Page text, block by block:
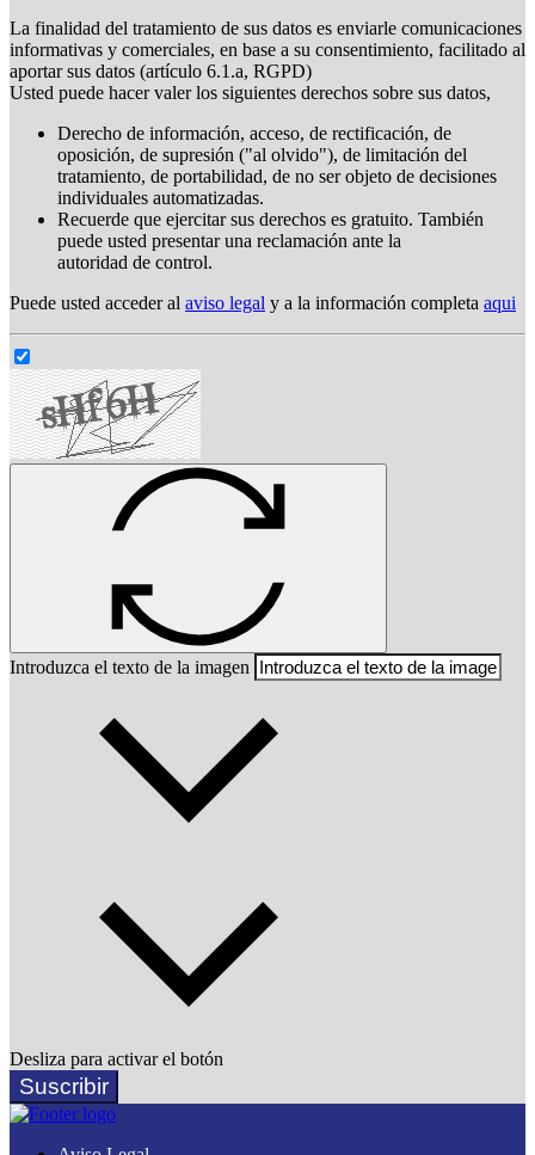
La finalidad del tratamiento de sus datos es enviarle comunicaciones
informativas y comerciales, en base a su consentimiento, facilitado al
aportar sus datos (artículo 6.1.a, RGPD)
Usted puede hacer valer los siguientes derechos sobre sus datos,
Derecho de información, acceso, de rectificación, de
oposición, de supresión ("al olvido"), de limitación del
tratamiento, de portabilidad, de no ser objeto de decisiones
individuales automatizadas.
Recuerde que ejercitar sus derechos es gratuito. También
puede usted presentar una reclamación ante la
autoridad de control.
Puede usted acceder al aviso legal y a la información completa aqui
Introduzca el texto de la imagen
Desliza para activar el botón
Suscribir